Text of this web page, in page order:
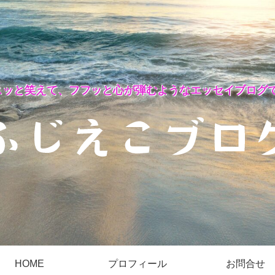
と笑えて、フフッと心が弾むようなエッセイブログ
HOME プロフィール お問合せ